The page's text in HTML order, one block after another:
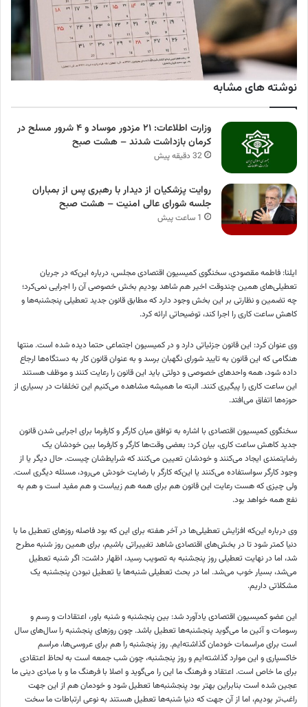
نوشته های مشابه
وزارت اطلاعات: ۲۱ مزدور موساد و ۴ شرور مسلح در
کرمان بازداشت شدند – هشت صبح
32 دقیقه پیش
روایت پزشکیان از دیدار با رهبری پس از بمباران
جلسه شورای عالی امنیت – هشت صبح
1 ساعت پیش
ایلنا: فاطمه مقصودی، سخنگوی کمیسیون اقتصادی مجلس، درباره این‌که در جریان
تعطیلی‌های همین چندوقت اخیر هم شاهد بودیم بخش خصوصی آن را اجرایی نمی‌کرد؛
چه تضمین و نظارتی بر این بخش وجود دارد که مطابق قانون جدید تعطیلی پنجشنبه‌ها و
کاهش ساعت کاری را اجرا کند، توضیحاتی ارائه کرد.
وی عنوان کرد: این قانون جزئیاتی دارد و در کمیسیون اجتماعی حتما دیده شده است. منتها
هنگامی که این قانون به تایید شورای نگهبان برسد و به عنوان قانون کار به دستگاه‌ها ارجاع
داده شود، همه واحد‌های خصوصی و دولتی باید این قانون را رعایت کنند و موظف هستند
این ساعت کاری را پیگیری کنند. البته ما همیشه مشاهده می‌کنیم این تخلفات در بسیاری از
حوزه‌ها اتفاق می‌افتد.
سخنگوی کمیسیون اقتصادی با اشاره به توافق میان کارگر و کارفرما برای اجرایی شدن قانون
جدید کاهش ساعت کاری، بیان کرد: بعضی وقت‌ها کارگر و کارفرما بین خودشان یک
رضایتمندی ایجاد می‌کنند و خودشان تعیین می‌کنند که شرایط‌شان چیست. حال دیگر یا از
وجود کارگر سواستفاده می‌کنند یا این‌که کارگر با رضایت خودش می‌رود، مسئله دیگری است.
ولی چیزی که هست رعایت این قانون هم برای همه هم زیباست و هم مفید است و هم به
نفع همه خواهد بود.
وی درباره این‌که افزایش تعطیلی‌ها در آخر هفته برای این که بود فاصله روز‌های تعطیل ما با
دنیا کمتر شود تا در بخش‌های اقتصادی شاهد تغییراتی باشیم، برای همین روز شنبه مطرح
شد، اما در نهایت تعطیلی روز پنجشنبه به تصویب رسید، اظهار داشت: اگر شنبه تعطیل
می‌شد، بسیار خوب می‌شد. اما در بحث تعطیلی شنبه‌ها یا تعطیل نبودن پنجشنبه یک
مشکلاتی داریم.
این عضو کمیسیون اقتصادی یادآورد شد: بین پنجشنبه و شنبه باور، اعتقادات و رسم و
رسومات و آئین ما می‌گوید پنجشنبه‌ها تعطیل باشد. چون روز‌های پنجشنبه را سال‌های سال
است برای مراسمات خودمان گذاشته‌ایم. روز پنجشنبه را هم برای عروسی‌ها، مراسم
خاکسپاری و این موارد گذاشته‌ایم و روز پنجشنبه، چون شب جمعه است به لحاظ اعتقادی
برای ما خاص است. اعتقاد و فرهنگ ما این را می‌گوید و اصلا با فرهنگ ما و با مبادی دینی ما
عجین شده است بنابراین بهتر بود پنجشنبه‌ها تعطیل شود و خودمان هم از این جهت
راغب‌تر بودیم، اما از آن جهت که دنیا شنبه‌ها تعطیل هستند به نوعی ارتباطات ما سخت